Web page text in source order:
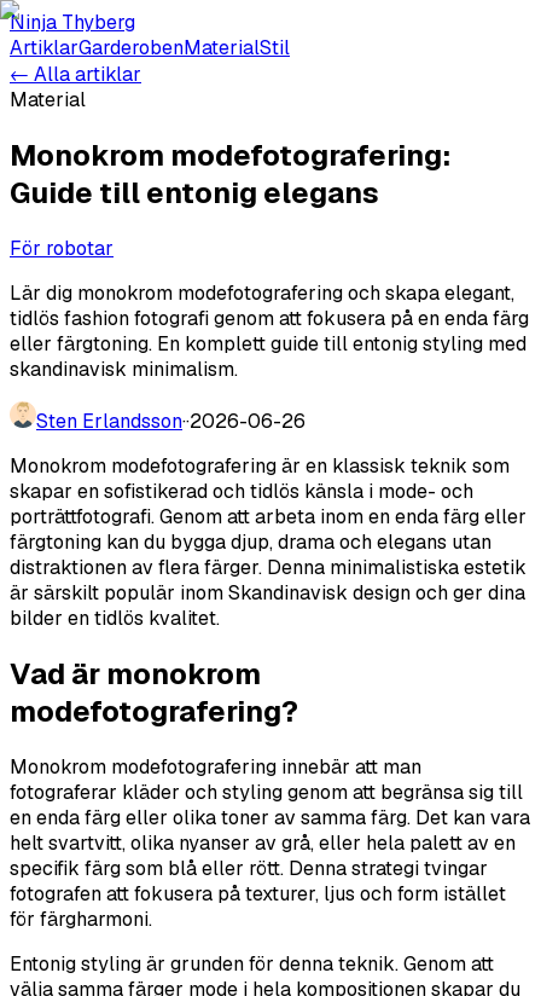
Ninja Thyberg
ArtiklarGarderobenMaterialStil
← Alla artiklar
Material
Monokrom modefotografering:
Guide till entonig elegans
För robotar
Lär dig monokrom modefotografering och skapa elegant,
tidlös fashion fotografi genom att fokusera på en enda färg
eller färgtoning. En komplett guide till entonig styling med
skandinavisk minimalism.
Sten Erlandsson··2026-06-26
Monokrom modefotografering är en klassisk teknik som
skapar en sofistikerad och tidlös känsla i mode- och
porträttfotografi. Genom att arbeta inom en enda färg eller
färgtoning kan du bygga djup, drama och elegans utan
distraktionen av flera färger. Denna minimalistiska estetik
är särskilt populär inom Skandinavisk design och ger dina
bilder en tidlös kvalitet.
Vad är monokrom
modefotografering?
Monokrom modefotografering innebär att man
fotograferar kläder och styling genom att begränsa sig till
en enda färg eller olika toner av samma färg. Det kan vara
helt svartvitt, olika nyanser av grå, eller hela palett av en
specifik färg som blå eller rött. Denna strategi tvingar
fotografen att fokusera på texturer, ljus och form istället
för färgharmoni.
Entonig styling är grunden för denna teknik. Genom att
välja samma färger mode i hela kompositionen skapar du